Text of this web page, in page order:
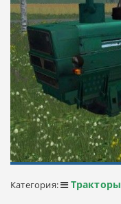
Категория: Тракторы